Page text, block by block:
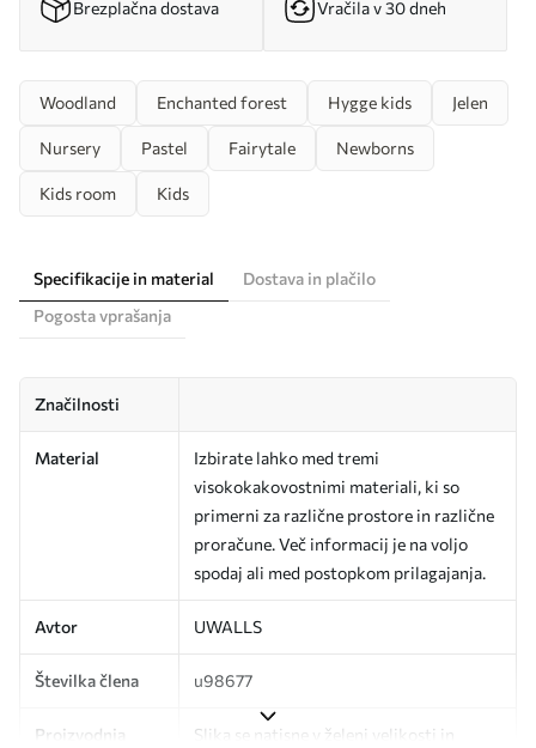
Brezplačna dostava Vračila v 30 dneh
Woodland Enchanted forest Hygge kids Jelen
Nursery Pastel Fairytale Newborns
Kids room Kids
Specifikacije in material
Dostava in plačilo
Pogosta vprašanja
Značilnosti
Material
Izbirate lahko med tremi
visokokakovostnimi materiali, ki so
primerni za različne prostore in različne
proračune. Več informacij je na voljo
spodaj ali med postopkom prilagajanja.
Avtor UWALLS
Številka člena u98677
Proizvodnja
Slika se natisne v želeni velikosti in